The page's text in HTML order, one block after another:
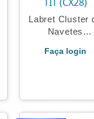
Labret Cluster
Navetes
Faça login